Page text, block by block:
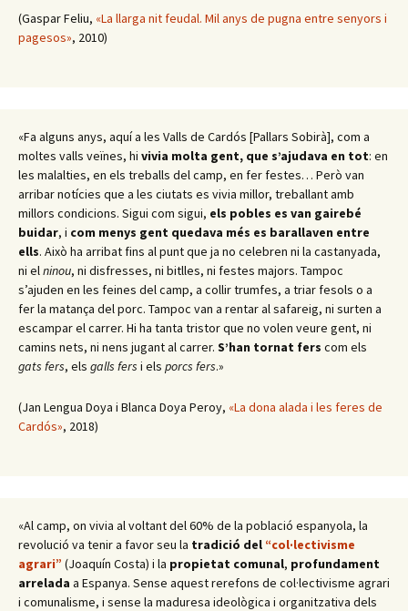
(Gaspar Feliu, «La llarga nit feudal. Mil anys de pugna entre senyors i
pagesos», 2010)
«Fa alguns anys, aquí a les Valls de Cardós [Pallars Sobirà], com a
moltes valls veïnes, hi vivia molta gent, que s’ajudava en tot: en
les malalties, en els treballs del camp, en fer festes… Però van
arribar notícies que a les ciutats es vivia millor, treballant amb
millors condicions. Sigui com sigui, els pobles es van gairebé
buidar, i com menys gent quedava més es barallaven entre
ells. Això ha arribat fins al punt que ja no celebren ni la castanyada,
ni elninou, ni disfresses, ni bitlles, ni festes majors. Tampoc
s’ajuden en les feines del camp, a collir trumfes, a triar fesols o a
fer la matança del porc. Tampoc van a rentar al safareig, ni surten a
escampar el carrer. Hi ha tanta tristor que no volen veure gent, ni
camins nets, ni nens jugant al carrer. S’han tornat fers com els
gats fers, els galls fers i els porcs fers.»
(Jan Lengua Doya i Blanca Doya Peroy, «La dona alada i les feres de
Cardós», 2018)
«Al camp, on vivia al voltant del 60% de la població espanyola, la
revolució va tenir a favor seu la tradició del “col·lectivisme
agrari” (Joaquín Costa) i la propietat comunal, profundament
arrelada a Espanya. Sense aquest rerefons de col·lectivisme agrari
i comunalisme, i sense la maduresa ideològica i organitzativa dels